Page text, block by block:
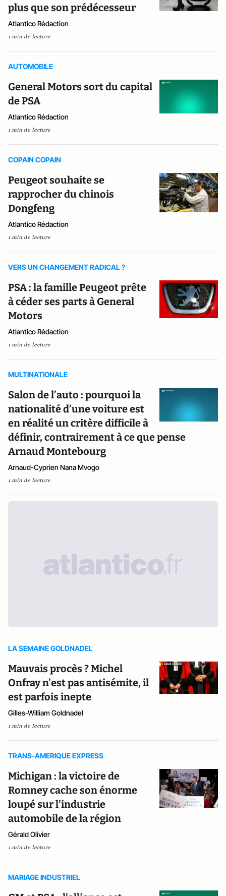
plus que son prédécesseur
Atlantico Rédaction
1 min de lecture
AUTOMOBILE
General Motors sort du capital
de PSA
Atlantico Rédaction
1 min de lecture
COPAIN COPAIN
Peugeot souhaite se
rapprocher du chinois
Dongfeng
Atlantico Rédaction
1 min de lecture
VERS UN CHANGEMENT RADICAL ?
PSA : la famille Peugeot prête
à céder ses parts à General
Motors
Atlantico Rédaction
1 min de lecture
MULTINATIONALE
Salon de l’auto : pourquoi la
nationalité d’une voiture est
en réalité un critère difficile à
définir, contrairement à ce que pense
Arnaud Montebourg
Arnaud-Cyprien Nana Mvogo
1 min de lecture
LA SEMAINE GOLDNADEL
Mauvais procès ? Michel
Onfray n'est pas antisémite, il
est parfois inepte
Gilles-William Goldnadel
1 min de lecture
TRANS-AMERIQUE EXPRESS
Michigan : la victoire de
Romney cache son énorme
loupé sur l'industrie
automobile de la région
Gérald Olivier
1 min de lecture
MARIAGE INDUSTRIEL